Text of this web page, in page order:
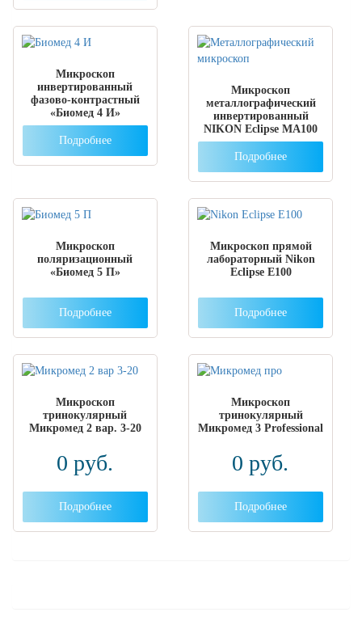
Микроскоп
инвертированный
фазово-контрастный
«Биомед 4 И»
Подробнее
Микроскоп
металлографический
инвертированный
NIKON Eclipse MA100
Подробнее
Микроскоп
поляризационный
«Биомед 5 П»
Подробнее
Микроскоп прямой
лабораторный Nikon
Eclipse E100
Подробнее
Микроскоп
тринокулярный
Микромед 2 вар. 3-20
0 руб.
Подробнее
Микроскоп
тринокулярный
Микромед 3 Professional
0руб.
Подробнее